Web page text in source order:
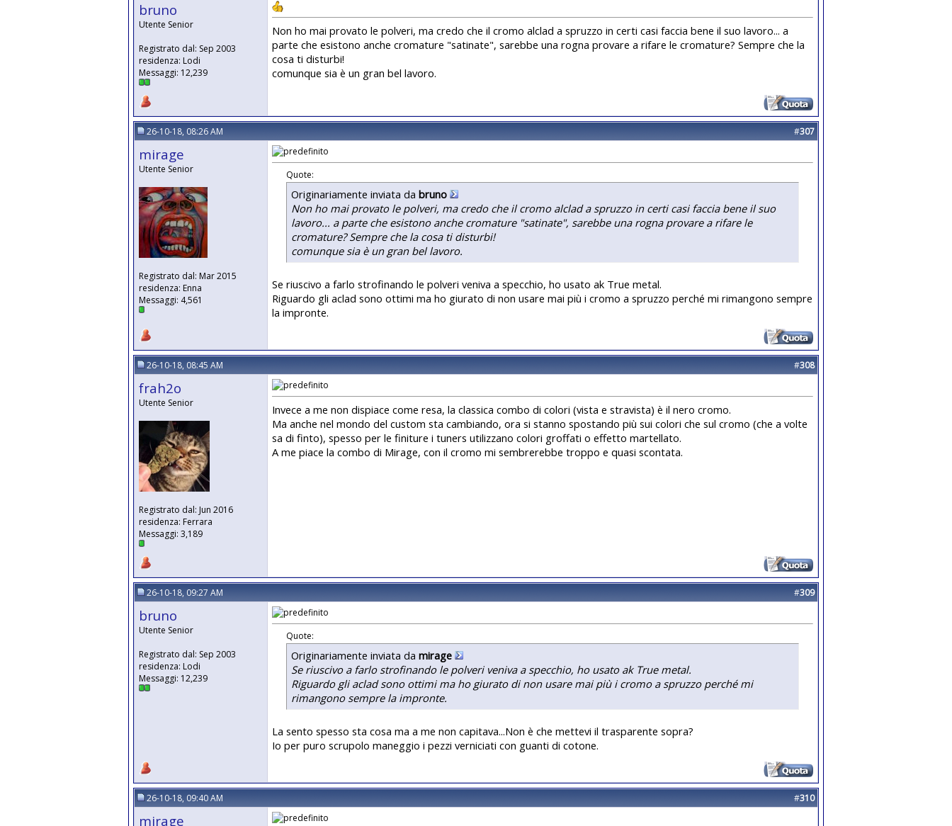
bruno
Utente Senior
Registrato dal: Sep 2003
residenza: Lodi
Messaggi: 12,239
Non ho mai provato le polveri, ma credo che il cromo alclad a spruzzo in certi casi faccia bene il suo lavoro... a
parte che esistono anche cromature "satinate", sarebbe una rogna provare a rifare le cromature? Sempre che la
cosa ti disturbi!
comunque sia è un gran bel lavoro.
26-10-18, 08:26 AM #307
mirage
Utente Senior
Registrato dal: Mar 2015
residenza: Enna
Messaggi: 4,561
Quote:
Originariamente inviata da bruno
Non ho mai provato le polveri, ma credo che il cromo alclad a spruzzo in certi casi faccia bene il suo
lavoro... a parte che esistono anche cromature "satinate", sarebbe una rogna provare a rifare le
cromature? Sempre che la cosa ti disturbi!
comunque sia è un gran bel lavoro.
Se riuscivo a farlo strofinando le polveri veniva a specchio, ho usato ak True metal.
Riguardo gli aclad sono ottimi ma ho giurato di non usare mai più i cromo a spruzzo perché mi rimangono sempre
la impronte.
26-10-18, 08:45 AM #308
frah2o
Utente Senior
Registrato dal: Jun 2016
residenza: Ferrara
Messaggi: 3,189
Invece a me non dispiace come resa, la classica combo di colori (vista e stravista) è il nero cromo.
Ma anche nel mondo del custom sta cambiando, ora si stanno spostando più sui colori che sul cromo (che a volte
sa di finto), spesso per le finiture i tuners utilizzano colori groffati o effetto martellato.
A me piace la combo di Mirage, con il cromo mi sembrerebbe troppo e quasi scontata.
26-10-18, 09:27 AM #309
bruno
Utente Senior
Registrato dal: Sep 2003
residenza: Lodi
Messaggi: 12,239
Quote:
Originariamente inviata da mirage
Se riuscivo a farlo strofinando le polveri veniva a specchio, ho usato ak True metal.
Riguardo gli aclad sono ottimi ma ho giurato di non usare mai più i cromo a spruzzo perché mi
rimangono sempre la impronte.
La sento spesso sta cosa ma a me non capitava...Non è che mettevi il trasparente sopra?
Io per puro scrupolo maneggio i pezzi verniciati con guanti di cotone.
26-10-18, 09:40 AM #310
mirage